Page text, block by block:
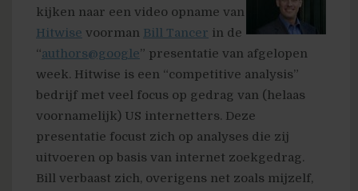
kijken naar een video opname van
Hitwise voorman Bill Tancer in de
“authors@google” presentatie van afgelopen
week. Hitwise is een “competitive analysis”
bedrijf met veel focus op gedrag van (helaas
voornamelijk) US internetters. Deze
presentatie focust zich op analyses die zij
uitvoeren op basis van internet zoekgedrag.
Bill verbaast zich, overigens net zoals mijzelf,